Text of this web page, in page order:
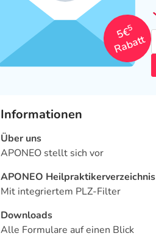
5€
5
Rabatt
Informationen
Über uns
APONEO stellt sich vor
APONEO Heilpraktikerverzeichnis
Mit integriertem PLZ-Filter
Downloads
Alle Formulare auf einen Blick